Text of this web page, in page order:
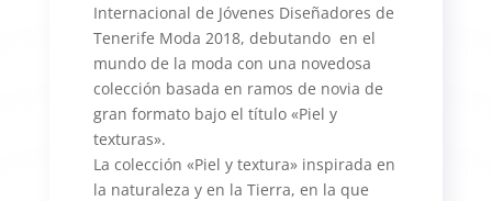
Internacional de Jóvenes Diseñadores de
Tenerife Moda 2018, debutando en el
mundo de la moda con una novedosa
colección basada en ramos de novia de
gran formato bajo el título «Piel y
texturas».
La colección «Piel y textura» inspirada en
la naturaleza y en la Tierra, en la que